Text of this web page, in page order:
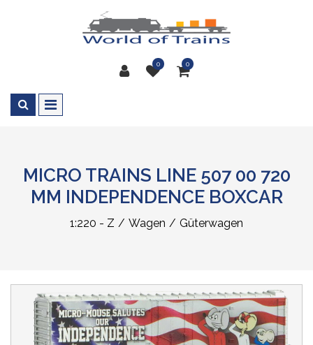
0 0
MICRO TRAINS LINE 507 00 720
MM INDEPENDENCE BOXCAR
1:220 - Z Wagen Güterwagen